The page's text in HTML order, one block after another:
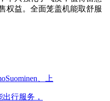
权益。全面笼盖机能取舒服
、上
行服务，